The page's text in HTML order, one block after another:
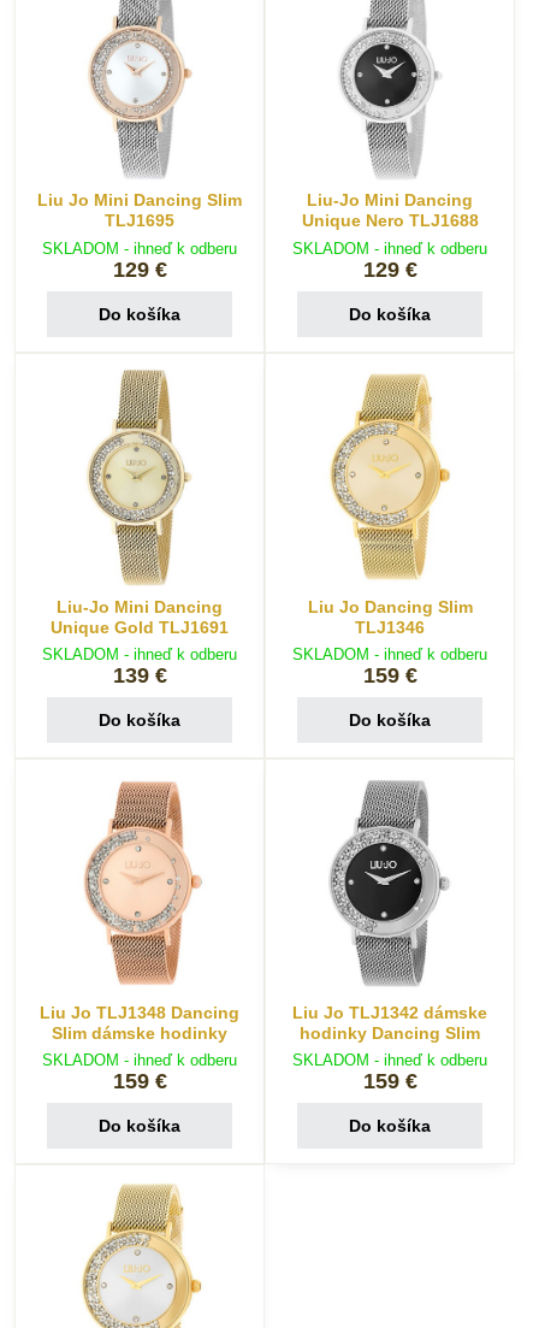
Liu Jo Mini Dancing Slim
TLJ1695
SKLADOM - ihneď k odberu
129 €
Do košíka
Liu-Jo Mini Dancing
Unique Nero TLJ1688
SKLADOM - ihneď k odberu
129 €
Do košíka
Liu-Jo Mini Dancing
Unique Gold TLJ1691
SKLADOM - ihneď k odberu
139 €
Do košíka
Liu Jo Dancing Slim
TLJ1346
SKLADOM - ihneď k odberu
159 €
Do košíka
Liu Jo TLJ1348 Dancing
Slim dámske hodinky
SKLADOM - ihneď k odberu
159 €
Do košíka
Liu Jo TLJ1342 dámske
hodinky Dancing Slim
SKLADOM - ihneď k odberu
159 €
Do košíka